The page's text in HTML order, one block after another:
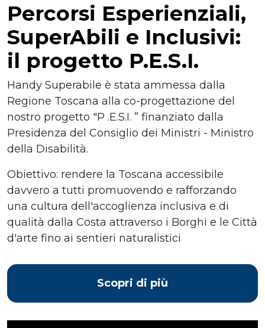
Percorsi Esperienziali,
SuperAbili e Inclusivi:
il progetto P.E.S.I.
Handy Superabile è stata ammessa dalla
Regione Toscana alla co-progettazione del
nostro progetto "P .E.S.I. ” finanziato dalla
Presidenza del Consiglio dei Ministri - Ministro
della Disabilità.
Obiettivo: rendere la Toscana accessibile
davvero a tutti promuovendo e rafforzando
una cultura dell'accoglienza inclusiva e di
qualità dalla Costa attraverso i Borghi e le Città
d'arte fino ai sentieri naturalistici
Scopri di più